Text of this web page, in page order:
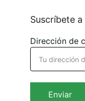
Dirección de
Enviar
Suscríbete